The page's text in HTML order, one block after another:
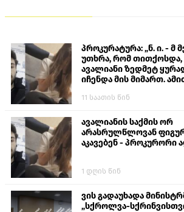
პროკურატურა: „ნ. ი. - მ
უთხრა, რომ თითქოსდა,
ავალიანი ზედმეტ
იჩენდა მის მიმართ.
თავს დასხმოდა გიგა
11 საათის წინ
ავალიანის საქმის ორ
არასრულწლოვან
აკავებენ - პროკურორი
1 დღის წინ
ვის გადაუხადა
„სქროლვა-